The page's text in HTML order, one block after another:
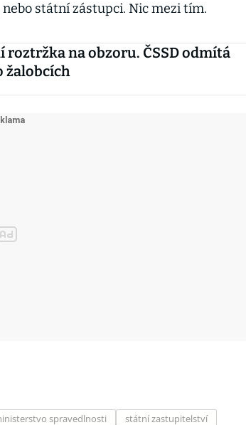
státní zástupci. Nic mezi tím.
roztržka na obzoru. ČSSD odmítá
žalobcích
spravedlnosti
státní zastupitelství